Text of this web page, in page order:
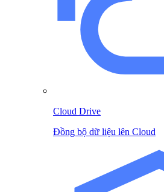
Cloud Drive
Đồng bộ dữ liệu lên Cloud